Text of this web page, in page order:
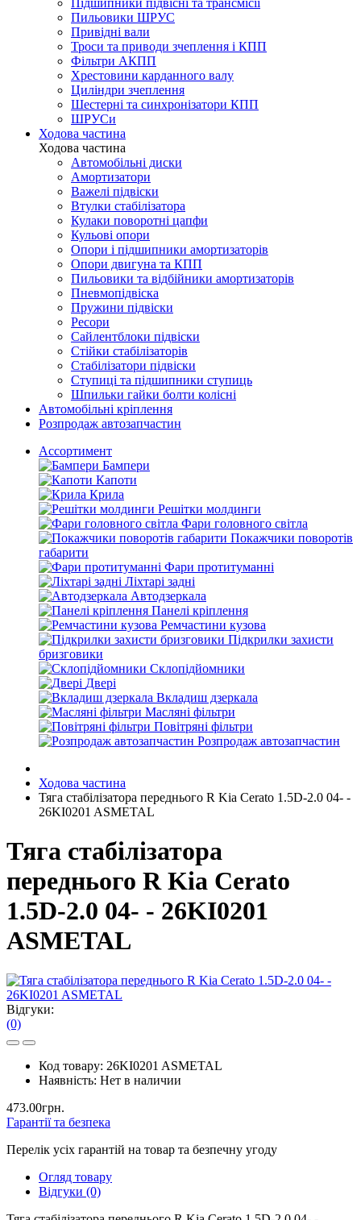
Підшипники підвісні та трансмісії
Пильовики ШРУС
Привідні вали
Троси та приводи зчеплення і КПП
Фільтри АКПП
Хрестовини карданного валу
Циліндри зчеплення
Шестерні та синхронізатори КПП
ШРУСи
Ходова частина
Ходова частина
Автомобільні диски
Амортизатори
Важелі підвіски
Втулки стабілізатора
Кулаки поворотні цапфи
Кульові опори
Опори і підшипники амортизаторів
Опори двигуна та КПП
Пильовики та відбійники амортизаторів
Пневмопідвіска
Пружини підвіски
Ресори
Сайлентблоки підвіски
Стійки стабілізаторів
Стабілізатори підвіски
Ступиці та підшипники ступиць
Шпильки гайки болти колісні
Автомобільні кріплення
Розпродаж автозапчастин
Ассортимент
Бампери
Капоти
Крила
Решітки молдинги
Фари головного світла
Покажчики поворотів
габарити
Фари протитуманні
Ліхтарі задні
Автодзеркала
Панелі кріплення
Ремчастини кузова
Підкрилки захисти
бризговики
Склопідйомники
Двері
Вкладиш дзеркала
Масляні фільтри
Повітряні фільтри
Розпродаж автозапчастин
Ходова частина
Тяга стабілізатора переднього R Kia Cerato 1.5D-2.0 04- -
26KI0201 ASMETAL
Тяга стабілізатора
переднього R Kia Cerato
1.5D-2.0 04- - 26KI0201
ASMETAL
Відгуки:
(0)
Код товару: 26KI0201 ASMETAL
Наявність: Нет в наличии
473.00грн.
Гарантії та безпека
Перелік усіх гарантій на товар та безпечну угоду
Огляд товару
Відгуки (0)